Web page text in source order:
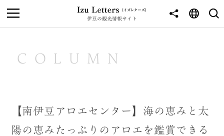
伊豆の観光情報サイト
MENU
NEWS
東伊豆
COLUMN
【南伊豆アロエセンター】海の恵みと太
陽の恵みたっぷりのアロエを鑑賞できる